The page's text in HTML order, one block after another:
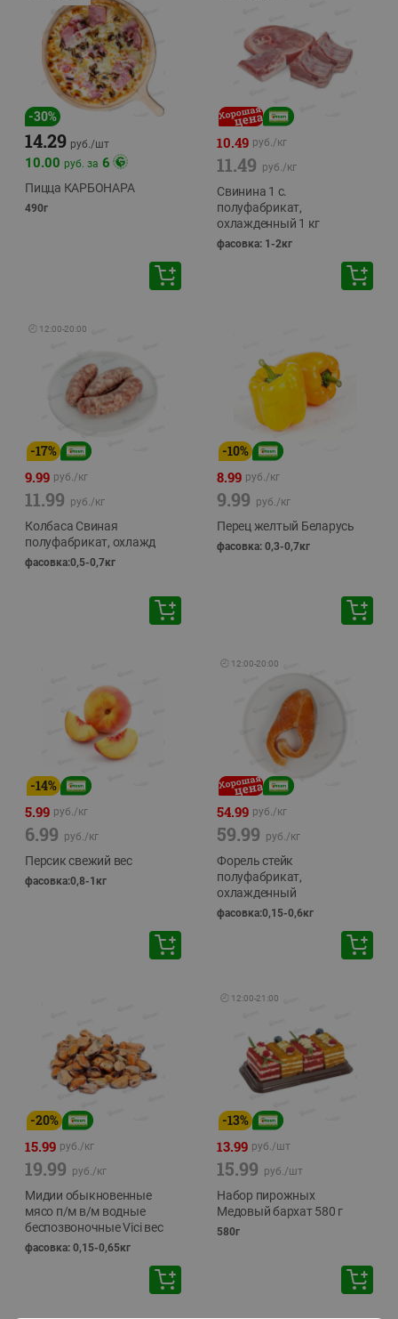
-30%
14.29 руб./шт
10.00 руб. за 6
Пицца КАРБОНАРА
490г
10.49 руб./кг
11.49 руб./кг
Свинина 1 с.
полуфабрикат,
охлажденный 1 кг
фасовка: 1-2кг
🕘 12:00-20:00
-17%
9.99 руб./кг
11.99 руб./кг
Колбаса Свиная
полуфабрикат, охлажд
фасовка:0,5-0,7кг
-10%
8.99 руб./кг
9.99 руб./кг
Перец желтый Беларусь
фасовка: 0,3-0,7кг
-14%
5.99 руб./кг
6.99 руб./кг
Персик свежий вес
фасовка:0,8-1кг
🕘 12:00-20:00
54.99 руб./кг
59.99 руб./кг
Форель стейк
полуфабрикат,
охлажденный
фасовка:0,15-0,6кг
-20%
15.99 руб./кг
19.99 руб./кг
Мидии обыкновенные
мясо п/м в/м водные
беспозвоночные Vici вес
фасовка: 0,15-0,65кг
🕘 12:00-21:00
-13%
13.99 руб./шт
15.99 руб./шт
Набор пирожных
Медовый бархат 580 г
580г